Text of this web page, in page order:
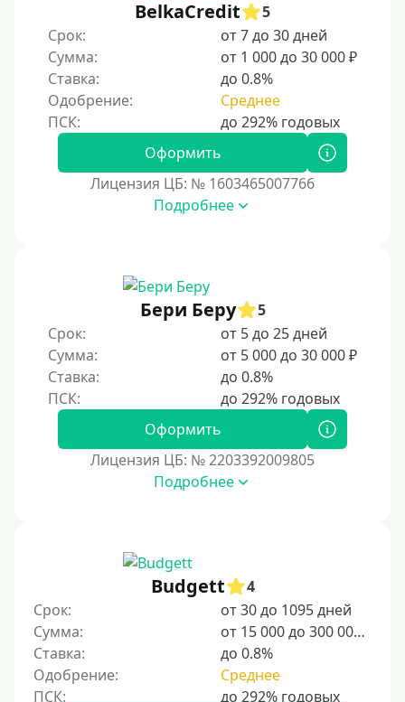
BelkaCredit
5
Срок:
от 7 до 30 дней
Сумма:
от 1 000 до 30 000 ₽
Ставка:
до 0.8%
Одобрение:
Среднее
Оформить
Лицензия ЦБ: № 1603465007766
Подробнее
Бери Беру
5
Срок:
от 5 до 25 дней
Сумма:
от 5 000 до 30 000 ₽
Ставка:
до 0.8%
Оформить
Лицензия ЦБ: № 2203392009805
Подробнее
Budgett
4
Срок:
от 30 до 1095 дней
Сумма:
от 15 000 до 300 000 ₽
Ставка:
до 0.8%
Одобрение:
Среднее